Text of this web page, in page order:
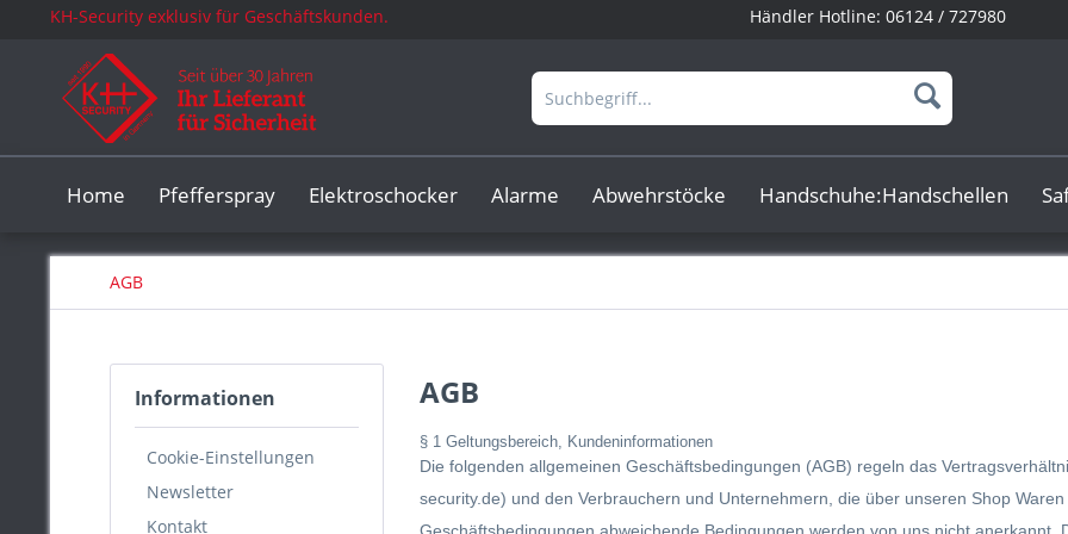
KH-Security exklusiv für Geschäftskunden. Händler Hotline: 06124 / 727980
Home Pfefferspray Elektroschocker Alarme Abwehrstöcke Handschuhe:Handschellen
AGB
Informationen
Cookie-Einstellungen
Newsletter
Kontakt
AGB
§ 1 Geltungsbereich, Kundeninformationen
Die folgenden allgemeinen Geschäftsbedingungen (AGB) regeln das
security.de) und den Verbrauchern und Unternehmern, die über unseren Shop